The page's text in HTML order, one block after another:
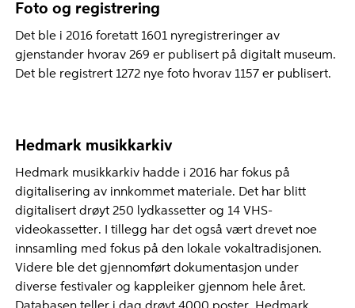
Foto og registrering
Det ble i 2016 foretatt 1601 nyregistreringer av
gjenstander hvorav 269 er publisert på digitalt museum.
Det ble registrert 1272 nye foto hvorav 1157 er publisert.
Hedmark musikkarkiv
Hedmark musikkarkiv hadde i 2016 har fokus på
digitalisering av innkommet materiale. Det har blitt
digitalisert drøyt 250 lydkassetter og 14 VHS-
videokassetter. I tillegg har det også vært drevet noe
innsamling med fokus på den lokale vokaltradisjonen.
Videre ble det gjennomført dokumentasjon under
diverse festivaler og kappleiker gjennom hele året.